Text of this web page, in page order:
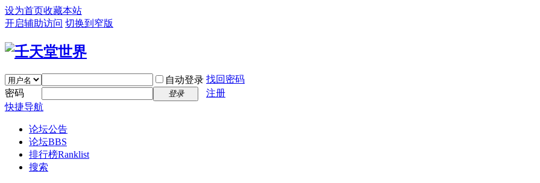
设为首页收藏本站
开启辅助访问 切换到窄版
自动登录 找回密码
密码
登录
注册
快捷导航
论坛公告
论坛BBS
排行榜Ranklist
搜索